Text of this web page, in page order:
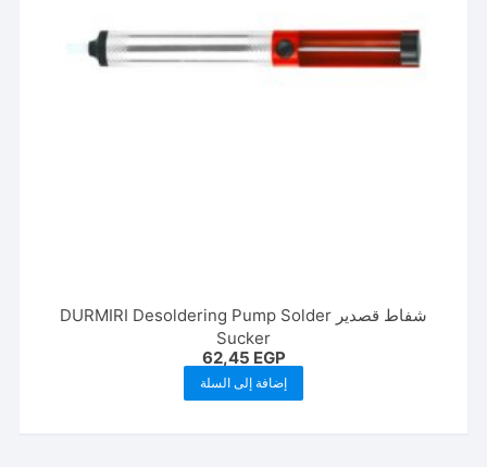
شفاط قصدير DURMIRI Desoldering Pump Solder
Sucker
62,45 EGP
إضافة إلى السلة